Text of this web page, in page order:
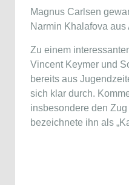
Magnus Carlsen
Narmin Khalafova
Zu einem
Vincent Keymer und
bereits aus
sich klar durch.
insbesondere den
bezeichnete ihn als